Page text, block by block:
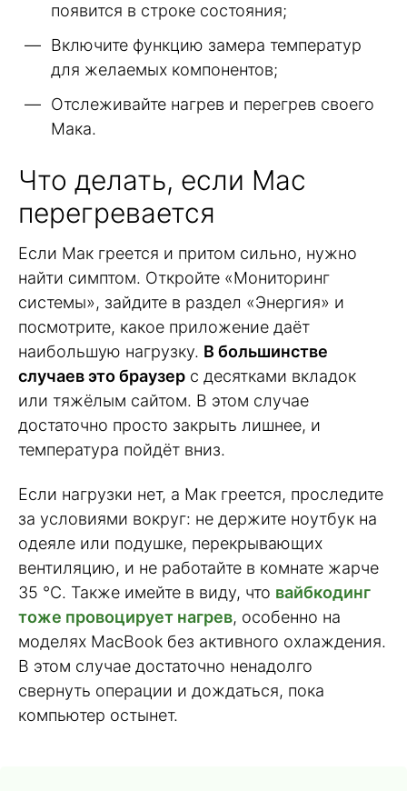
появится в строке состояния;
Включите функцию замера температур
для желаемых компонентов;
Отслеживайте нагрев и перегрев своего
Мака.
Что делать, если Mac
перегревается
Если Мак греется и притом сильно, нужно
найти симптом. Откройте «Мониторинг
системы», зайдите в раздел «Энергия» и
посмотрите, какое приложение даёт
наибольшую нагрузку. В большинстве
случаев это браузер с десятками вкладок
или тяжёлым сайтом. В этом случае
достаточно просто закрыть лишнее, и
температура пойдёт вниз.
Если нагрузки нет, а Мак греется, проследите
за условиями вокруг: не держите ноутбук на
одеяле или подушке, перекрывающих
вентиляцию, и не работайте в комнате жарче
35 °C. Также имейте в виду, что вайбкодинг
тоже провоцирует нагрев, особенно на
моделях MacBook без активного охлаждения.
В этом случае достаточно ненадолго
свернуть операции и дождаться, пока
компьютер остынет.